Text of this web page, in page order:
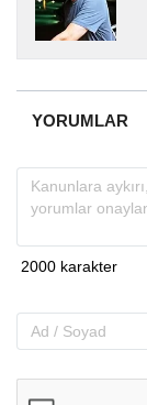
YORUMLAR